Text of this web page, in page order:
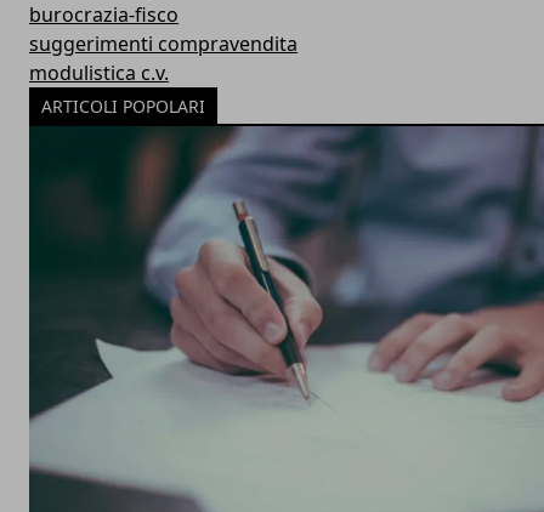
burocrazia-fisco
suggerimenti compravendita
modulistica c.v.
ARTICOLI POPOLARI